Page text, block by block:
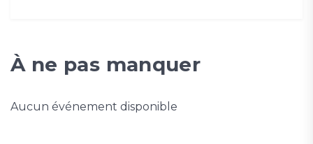
À ne pas manquer
Aucun événement disponible